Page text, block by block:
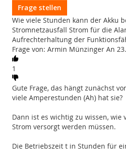
Frage stellen
Wie viele Stunden kann der Akku
Stromnetzausfall Strom für die
Aufrechterhaltung der
Frage von: Armin Münzinger An
1
Gute Frage, das hängt zunächst
viele Amperestunden (Ah) hat sie?
Dann ist es wichtig zu wissen, wie
Strom versorgt werden müssen.
Die Betriebszeit t in Stunden für